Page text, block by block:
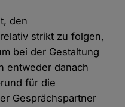
den
strikt zu folgen,
bei der Gestaltung
entweder danach
für die
Gesprächspartner